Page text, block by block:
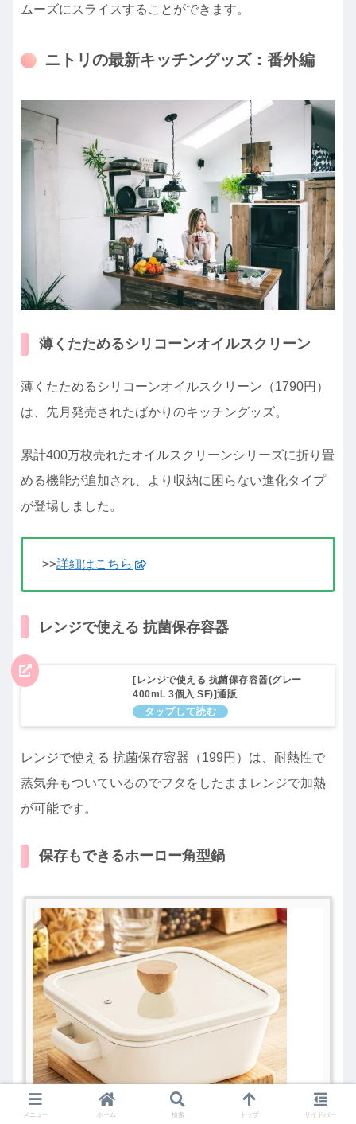
ムーズにスライスすることができます。
ニトリの最新キッチングッズ：番外編
薄くたためるシリコーンオイルスクリーン
薄くたためるシリコーンオイルスクリーン（1790円）
は、先月発売されたばかりのキッチングッズ。
累計400万枚売れたオイルスクリーンシリーズに折り畳
める機能が追加され、より収納に困らない進化タイプ
が登場しました。
>>詳細はこちら
レンジで使える 抗菌保存容器
[レンジで使える 抗菌保存容器(グレー
400mL 3個入 SF)]通販
レンジで使える 抗菌保存容器（199円）は、耐熱性で
蒸気弁もついているのでフタをしたままレンジで加熱
が可能です。
保存もできるホーロー角型鍋
メニュー ホーム 検索 トップ サイドバー